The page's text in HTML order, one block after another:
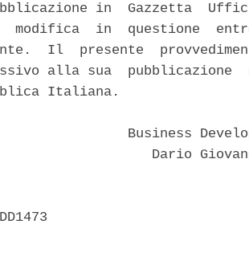
in  Gazzetta
modifica  in  questione
Il  presente
alla sua
Italiana.
Business
Dario